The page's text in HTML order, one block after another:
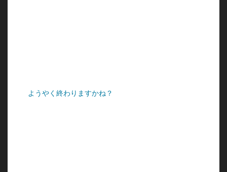
ようやく終わりますかね？